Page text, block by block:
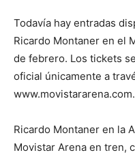
Todavía hay entradas
Ricardo Montaner en el
de febrero. Los tickets
oficial únicamente a
Ricardo Montaner en la
Movistar Arena en tren,